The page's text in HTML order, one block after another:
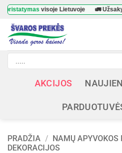
Skip
content
visoje Lietuvoje 🚛
Products
search
AKCIJOS
PRADŽIA / NAMŲ APYVOKOS
DEKORACIJOS